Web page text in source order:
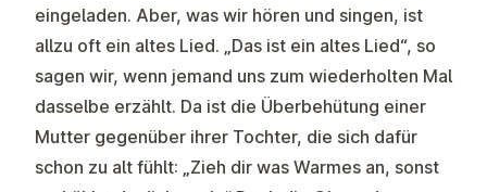
eingeladen. Aber, was wir hören und singen, ist
allzu oft ein altes Lied. „Das ist ein altes Lied“, so
sagen wir, wenn jemand uns zum wiederholten Mal
dasselbe erzählt. Da ist die Überbehütung einer
Mutter gegenüber ihrer Tochter, die sich dafür
schon zu alt fühlt: „Zieh dir was Warmes an, sonst